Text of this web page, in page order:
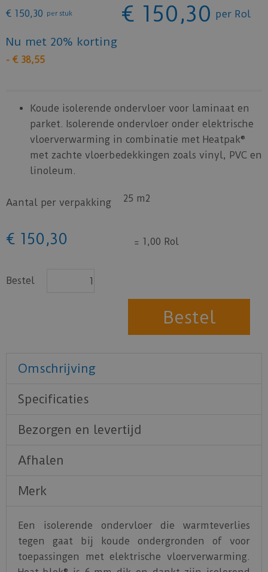
€ 150,30 per stuk € 150,30 per Rol
Nu met 20% korting
- € 38,55
Koude isolerende ondervloer voor laminaat en
parket. Isolerende ondervloer onder elektrische
vloerverwarming in combinatie met Heatpak®
met zachte vloerbedekkingen zoals vinyl, PVC en
linoleum.
Aantal per verpakking 25 m2
€ 150 ,30 = 1,00 Rol
Bestel
Omschrijving
Specificaties
Bezorgen en levertijd
Afhalen
Merk
Een isolerende ondervloer die warmteverlies
tegen gaat bij koude ondergronden of voor
toepassingen met elektrische vloerverwarming.